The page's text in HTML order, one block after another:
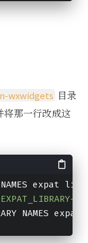
wxwidgets 目录
将那一行改成这
NAMES expat
NAMES